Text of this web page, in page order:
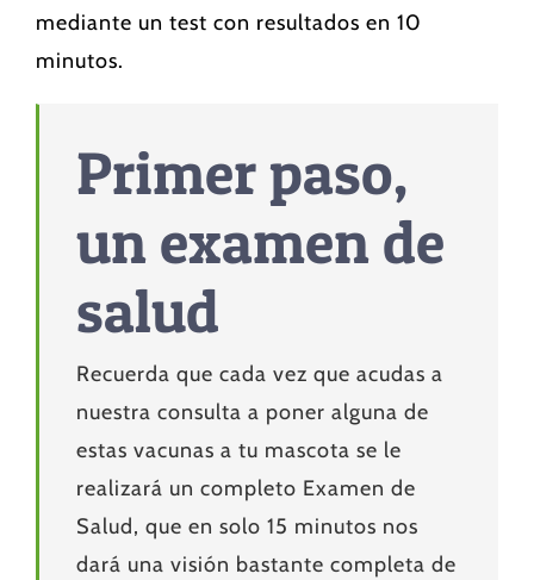
mediante un test con resultados en 10
minutos.
Primer paso,
un examen de
salud
Recuerda que cada vez que acudas a
nuestra consulta a poner alguna de
estas vacunas a tu mascota se le
realizará un completo Examen de
Salud, que en solo 15 minutos nos
dará una visión bastante completa de